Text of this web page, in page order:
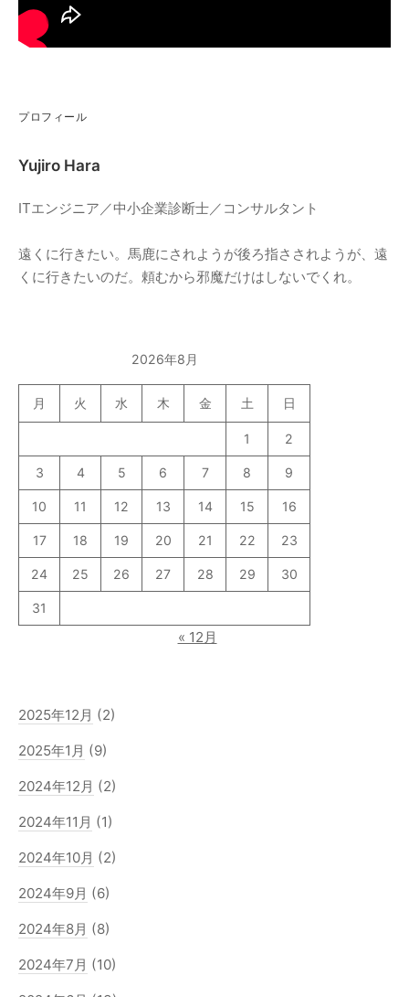
プロフィール
Yujiro Hara
ITエンジニア／中小企業診断士／コンサルタント
遠くに行きたい。馬鹿にされようが後ろ指さされようが、遠
くに行きたいのだ。頼むから邪魔だけはしないでくれ。
2026年8月
月 火 水 木 金 土 日
1 2
3 4 5 6 7 8 9
10 11 12 13 14 15 16
17 18 19 20 21 22 23
24 25 26 27 28 29 30
31
« 12月
2025年12月 (2)
2025年1月 (9)
2024年12月 (2)
2024年11月 (1)
2024年10月 (2)
2024年9月 (6)
2024年8月 (8)
2024年7月 (10)